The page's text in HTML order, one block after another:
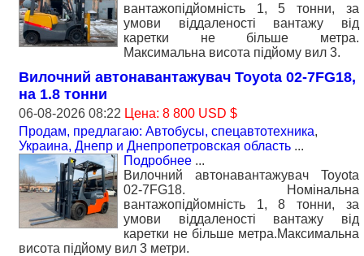
вантажопідйомність 1, 5 тонни, за
умови віддаленості вантажу від
каретки не більше метра.
Максимальна висота підйому вил 3.
Вилочний автонавантажувач Toyota 02-7FG18,
на 1.8 тонни
06-08-2026 08:22 Цена: 8 800 USD $
Продам, предлагаю: Автобусы, спецавтотехника,
Украина, Днепр и Днепропетровская область ...
Подробнее ...
Вилочний автонавантажувач Toyota
02-7FG18. Номiнальна
вантажопідйомність 1, 8 тонни, за
умови віддаленості вантажу від
каретки не більше метра.Максимальна
висота підйому вил 3 метри.